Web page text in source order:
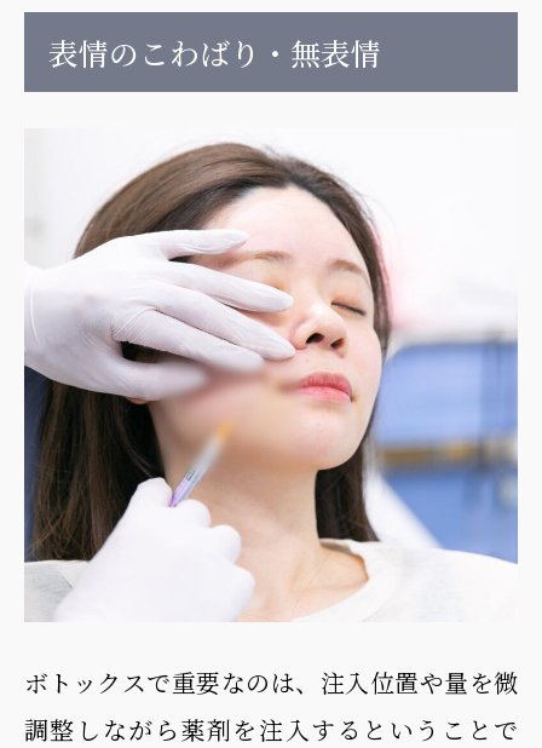
表情のこわばり・無表情
ボトックスで重要なのは、注入位置や量を微
調整しながら薬剤を注入するということで